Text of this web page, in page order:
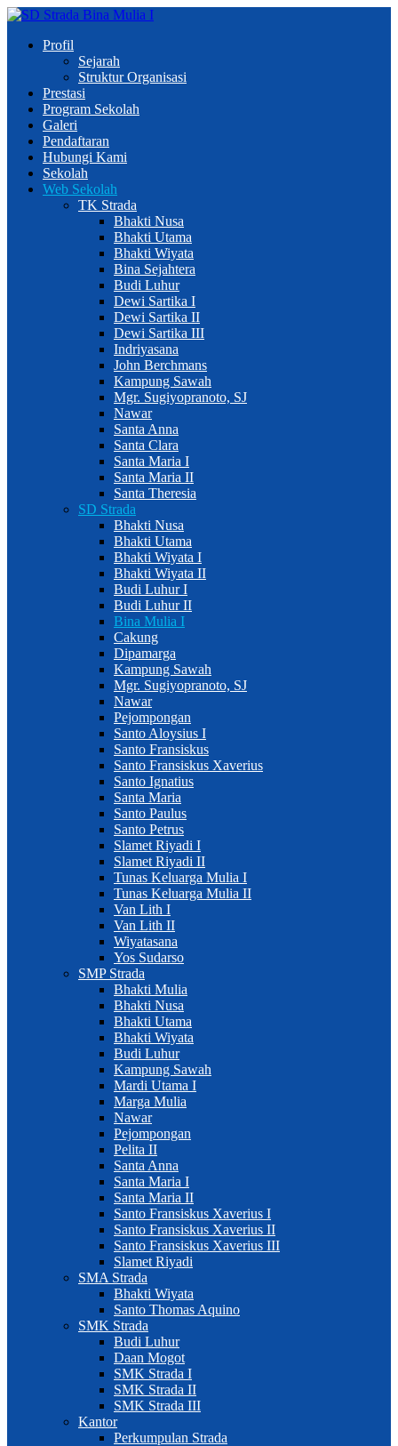
Profil
Sejarah
Struktur Organisasi
Prestasi
Program Sekolah
Galeri
Pendaftaran
Hubungi Kami
Sekolah
Web Sekolah
TK Strada
Bhakti Nusa
Bhakti Utama
Bhakti Wiyata
Bina Sejahtera
Budi Luhur
Dewi Sartika I
Dewi Sartika II
Dewi Sartika III
Indriyasana
John Berchmans
Kampung Sawah
Mgr. Sugiyopranoto, SJ
Nawar
Santa Anna
Santa Clara
Santa Maria I
Santa Maria II
Santa Theresia
SD Strada
Bhakti Nusa
Bhakti Utama
Bhakti Wiyata I
Bhakti Wiyata II
Budi Luhur I
Budi Luhur II
Bina Mulia I
Cakung
Dipamarga
Kampung Sawah
Mgr. Sugiyopranoto, SJ
Nawar
Pejompongan
Santo Aloysius I
Santo Fransiskus
Santo Fransiskus Xaverius
Santo Ignatius
Santa Maria
Santo Paulus
Santo Petrus
Slamet Riyadi I
Slamet Riyadi II
Tunas Keluarga Mulia I
Tunas Keluarga Mulia II
Van Lith I
Van Lith II
Wiyatasana
Yos Sudarso
SMP Strada
Bhakti Mulia
Bhakti Nusa
Bhakti Utama
Bhakti Wiyata
Budi Luhur
Kampung Sawah
Mardi Utama I
Marga Mulia
Nawar
Pejompongan
Pelita II
Santa Anna
Santa Maria I
Santa Maria II
Santo Fransiskus Xaverius I
Santo Fransiskus Xaverius II
Santo Fransiskus Xaverius III
Slamet Riyadi
SMA Strada
Bhakti Wiyata
Santo Thomas Aquino
SMK Strada
Budi Luhur
Daan Mogot
SMK Strada I
SMK Strada II
SMK Strada III
Kantor
Perkumpulan Strada